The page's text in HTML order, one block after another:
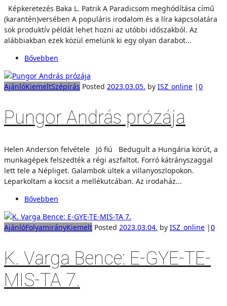
Képkeretezés Baka L. Patrik A Paradicsom meghódítása című
(karantén)versében A populáris irodalom és a líra kapcsolatára
sok produktív példát lehet hozni az utóbbi időszakból. Az
alábbiakban ezek közül emelünk ki egy olyan darabot...
Bővebben
AjánlóKiemeltSzépírás Posted 2023.03.05. by ISZ_online |0
Pungor András prózája
Helen Anderson felvétele Jó fiú Bedugult a Hungária körút, a
munkagépek felszedték a régi aszfaltot. Forró kátrányszaggal
lett tele a Népliget. Galambok ültek a villanyoszlopokon.
Leparkoltam a kocsit a mellékutcában. Az irodaház...
Bővebben
AjánlóFolyamirányKiemelt Posted 2023.03.04. by ISZ_online |0
K. Varga Bence: E-GYE-TE-
MIS-TA 7.